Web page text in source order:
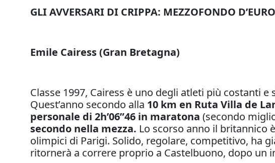
GLI AVVERSARI DI CRIPPA: MEZZOFONDO
Emile Cairess (Gran Bretagna)
Classe 1997, Cairess è uno degli atleti più costanti
Quest’anno secondo alla 10 km en Ruta Villa de
personale di 2h’06”46 in maratona (secondo
secondo nella mezza. Lo scorso anno il britannico
olimpici di Parigi. Solido, regolare, competitivo, ha
ritornerà a correre proprio a Castelbuono, dopo un